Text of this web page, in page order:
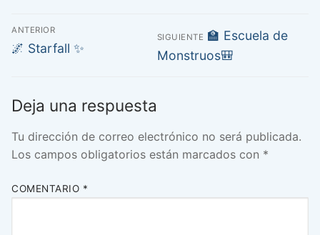
Navegación
de
ANTERIOR
Entrada
🌌 Starfall ✨
SIGUIENTE Entrada
siguiente:
🏫 Escuela de
Monstruos🎒
Deja una respuesta
Tu dirección de correo electrónico no será publicada.
Los campos obligatorios están marcados con *
COMENTARIO *